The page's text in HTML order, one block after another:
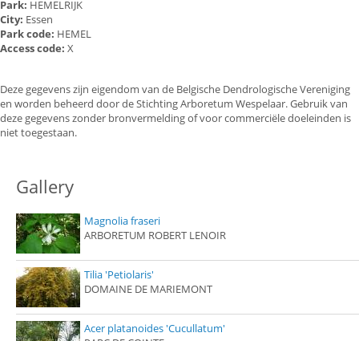
Park: HEMELRIJK
City: Essen
Park code: HEMEL
Access code: X
Deze gegevens zijn eigendom van de Belgische Dendrologische Vereniging
en worden beheerd door de Stichting Arboretum Wespelaar. Gebruik van
deze gegevens zonder bronvermelding of voor commerciële doeleinden is
niet toegestaan.
Gallery
Magnolia fraseri
ARBORETUM ROBERT LENOIR
Tilia 'Petiolaris'
DOMAINE DE MARIEMONT
Acer platanoides 'Cucullatum'